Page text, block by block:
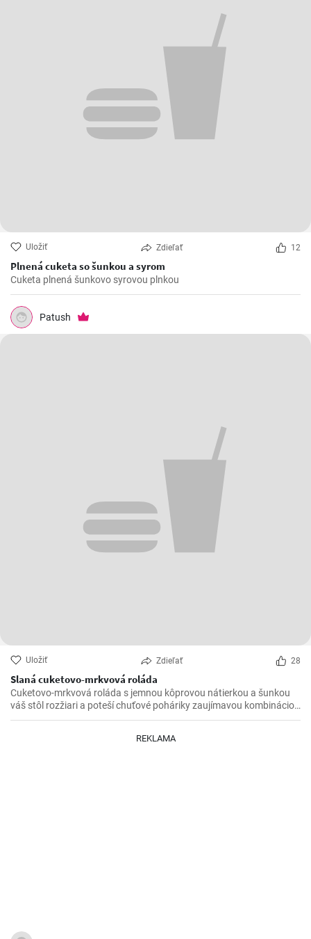
Uložiť Zdieľať 12
Plnená cuketa so šunkou a syrom
Cuketa plnená šunkovo syrovou plnkou
Patush
Uložiť Zdieľať 28
Slaná cuketovo-mrkvová roláda
Cuketovo-mrkvová roláda s jemnou kôprovou nátierkou a šunkou
váš stôl rozžiari a poteší chuťové poháriky zaujímavou kombináciou
chutí.
REKLAMA